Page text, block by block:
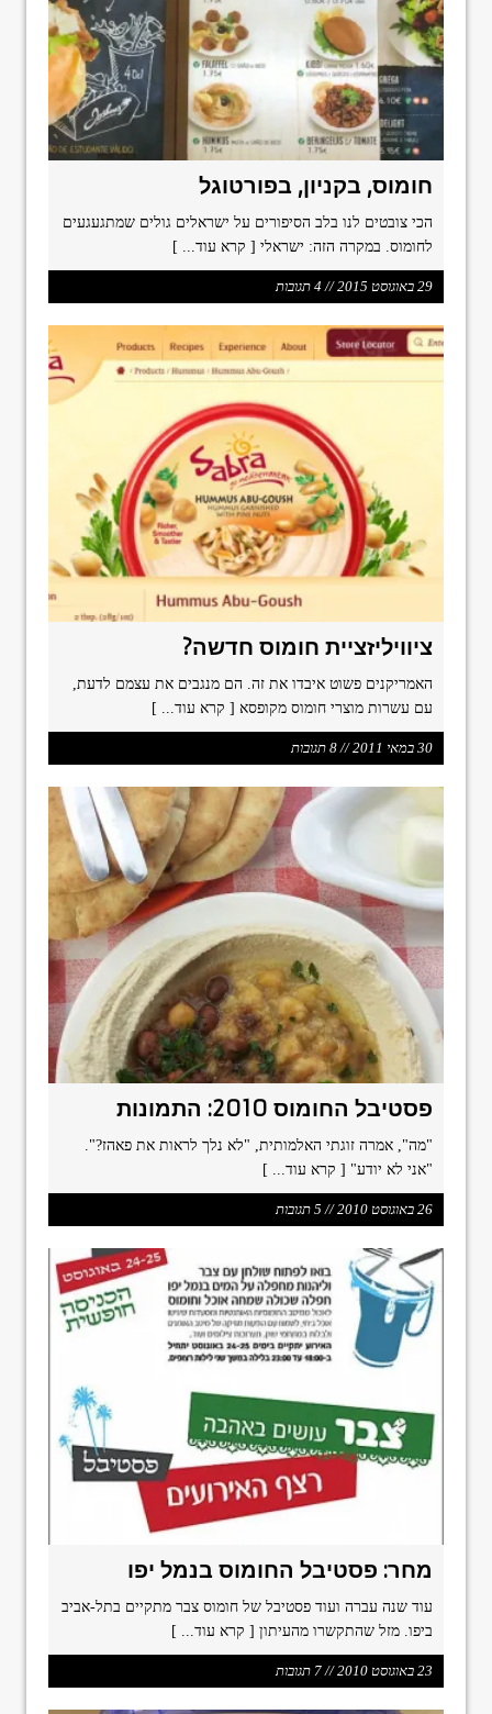
חומוס, בקניון, בפורטוגל
הכי צובטים לנו בלב הסיפורים על ישראלים גולים שמתגעגעים
לחומוס. במקרה הזה: ישראלי [ קרא עוד... ]
29 באוגוסט 2015 // 4 תגובות
ציוויליזציית חומוס חדשה?
האמריקנים פשוט איבדו את זה. הם מנגבים את עצמם לדעת,
עם עשרות מוצרי חומוס מקופסא [ קרא עוד... ]
30 במאי 2011 // 8 תגובות
פסטיבל החומוס 2010: התמונות
"מה", אמרה זוגתי האלמותית, "לא נלך לראות את פאהז?".
"אני לא יודע" [ קרא עוד... ]
26 באוגוסט 2010 // 5 תגובות
מחר: פסטיבל החומוס בנמל יפו
עוד שנה עברה ועוד פסטיבל של חומוס צבר מתקיים בתל-אביב
ביפו. מזל שהתקשרו מהעיתון [ קרא עוד... ]
23 באוגוסט 2010 // 7 תגובות